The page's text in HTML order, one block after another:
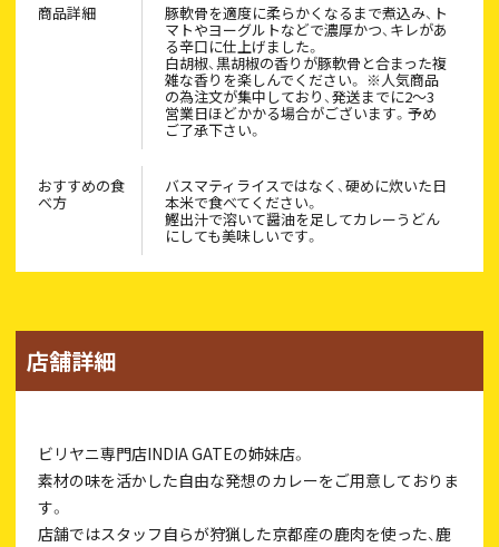
商品詳細 豚軟骨を適度に柔らかくなるまで煮込み、ト
マトやヨーグルトなどで濃厚かつ、キレがあ
る辛口に仕上げました。
白胡椒、黒胡椒の香りが豚軟骨と合まった複
雑な香りを楽しんでください。 ※人気商品
の為注文が集中しており、発送までに2～3
営業日ほどかかる場合がございます。予め
ご了承下さい。
おすすめの食
べ方
バスマティライスではなく、硬めに炊いた日
本米で食べてください。
鰹出汁で溶いて醤油を足してカレーうどん
にしても美味しいです。
店舗詳細
ビリヤニ専門店INDIA GATEの姉妹店。
素材の味を活かした自由な発想のカレーをご用意しておりま
す。
店舗ではスタッフ自らが狩猟した京都産の鹿肉を使った、鹿